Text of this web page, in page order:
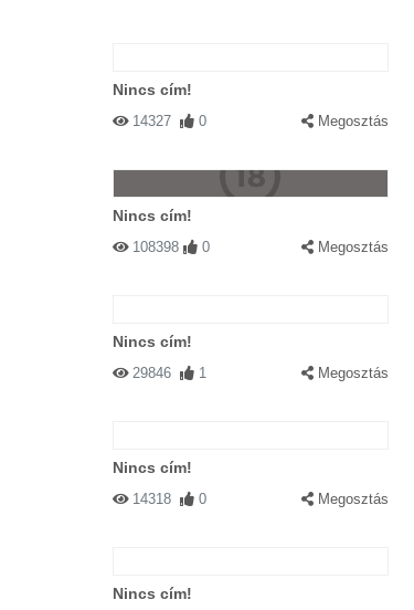
Nincs cím!
14327 0 Megosztás
Nincs cím!
108398 0 Megosztás
Nincs cím!
29846 1 Megosztás
Nincs cím!
14318 0 Megosztás
Nincs cím!